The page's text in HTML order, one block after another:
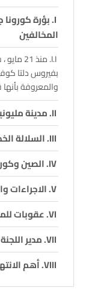
بؤرة
المخالفين
بفيروس دلتا
والمعروفة بأنها
مدينة
السلالة
الصين
الاجراءات
عقوبات
مدير
أهم